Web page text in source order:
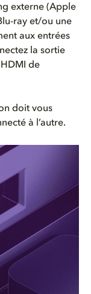
externe (Apple
ray et/ou une
aux entrées
la sortie
de
doit vous
à l’autre.